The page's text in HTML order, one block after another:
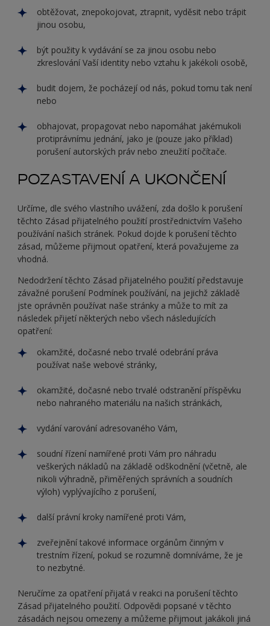
obtěžovat, znepokojovat, ztrapnit, vyděsit nebo trápit
jinou osobu,
být použity k vydávání se za jinou osobu nebo
zkreslování Vaší identity nebo vztahu k jakékoli osobě,
budit dojem, že pocházejí od nás, pokud tomu tak není
nebo
obhajovat, propagovat nebo napomáhat jakémukoli
protiprávnímu jednání, jako je (pouze jako příklad)
porušení autorských práv nebo zneužití počítače.
POZASTAVENÍ A UKONČENÍ
Určíme, dle svého vlastního uvážení, zda došlo k porušení
těchto Zásad přijatelného použití prostřednictvím Vašeho
používání našich stránek. Pokud dojde k porušení těchto
zásad, můžeme přijmout opatření, která považujeme za
vhodná.
Nedodržení těchto Zásad přijatelného použití představuje
závažné porušení Podmínek používání, na jejichž základě
jste oprávněn používat naše stránky a může to mít za
následek přijetí některých nebo všech následujících
opatření:
okamžité, dočasné nebo trvalé odebrání práva
používat naše webové stránky,
okamžité, dočasné nebo trvalé odstranění příspěvku
nebo nahraného materiálu na našich stránkách,
vydání varování adresovaného Vám,
soudní řízení namířené proti Vám pro náhradu
veškerých nákladů na základě odškodnění (včetně, ale
nikoli výhradně, přiměřených správních a soudních
výloh) vyplývajícího z porušení,
další právní kroky namířené proti Vám,
zveřejnění takové informace orgánům činným v
trestním řízení, pokud se rozumně domníváme, že je
to nezbytné.
Neručíme za opatření přijatá v reakci na porušení těchto
Zásad přijatelného použití. Odpovědi popsané v těchto
zásadách nejsou omezeny a můžeme přijmout jakákoli jiná